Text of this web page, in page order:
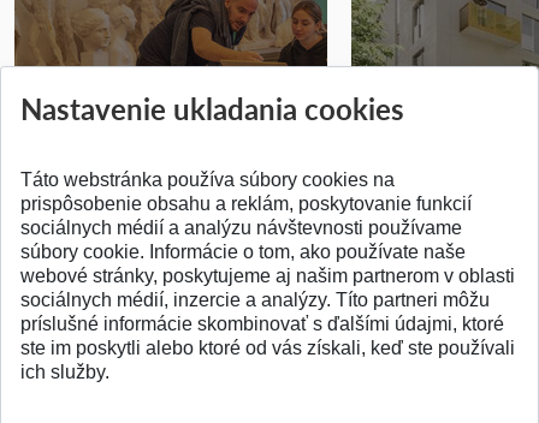
Pridané 14.07.2026 Pridané 03.07.2026
SPÄŤ NA VRCH
Nastavenie ukladania cookies
Táto webstránka používa súbory cookies na
prispôsobenie obsahu a reklám, poskytovanie funkcií
sociálnych médií a analýzu návštevnosti používame
súbory cookie. Informácie o tom, ako používate naše
webové stránky, poskytujeme aj našim partnerom v oblasti
sociálnych médií, inzercie a analýzy. Títo partneri môžu
príslušné informácie skombinovať s ďalšími údajmi, ktoré
ste im poskytli alebo ktoré od vás získali, keď ste používali
ich služby.